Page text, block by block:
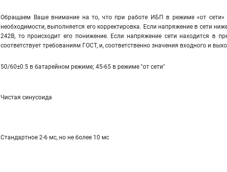
Обращаем Ваше внимание на то, что при работе ИБП в режиме «от сети»
необходимости, выполняется его корректировка. Если напряжение в сети
242В, то происходит его понижение. Если напряжение сети находится в
соответствует требованиям ГОСТ, и, соответственно значения входного и
50/60±0.5 в батарейном режиме; 45-65 в режиме "от сети"
Чистая синусоида
Стандартное 2-6 мс, но не более 10 мс